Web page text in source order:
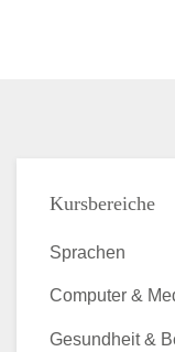
Kursbereiche
Sprachen
Computer &
Gesundheit &